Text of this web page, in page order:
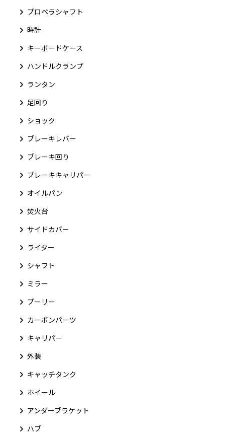
プロペラシャフト
時計
キーボードケース
ハンドルクランプ
ランタン
足回り
ショック
ブレーキレバー
ブレーキ回り
ブレーキキャリパー
オイルパン
焚火台
サイドカバー
ライター
シャフト
ミラー
プーリー
カーボンパーツ
キャリパー
外装
キャッチタンク
ホイール
アンダーブラケット
ハブ